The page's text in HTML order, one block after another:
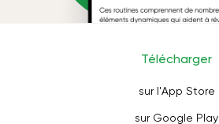
Télécharger
sur l'App Store
sur Google Play